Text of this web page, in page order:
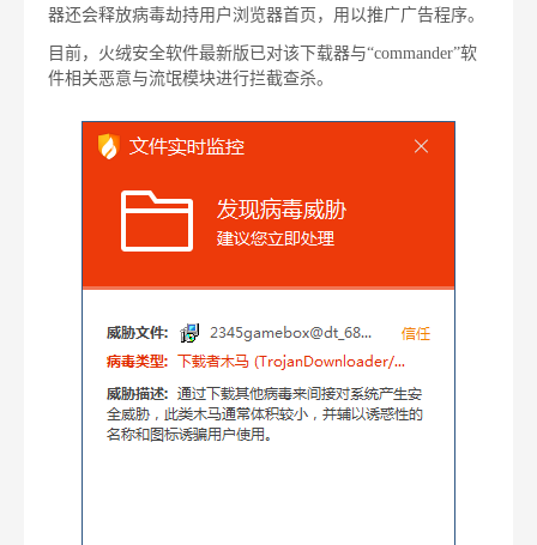
器还会释放病毒劫持用户浏览器首页，用以推广广告程序。
目前，火绒安全软件最新版已对该下载器与“commander”软
件相关恶意与流氓模块进行拦截查杀。